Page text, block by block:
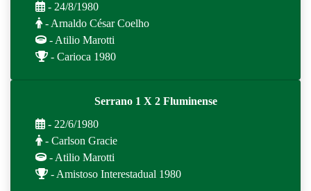
- 24/8/1980
- Arnaldo César Coelho
- Atilio Marotti
- Carioca 1980
Serrano 1 X 2 Fluminense
- 22/6/1980
- Carlson Gracie
- Atilio Marotti
- Amistoso Interestadual 1980